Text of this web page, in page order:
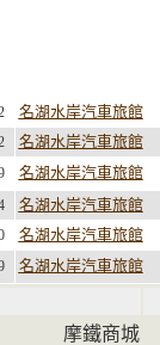
名湖水岸汽車旅館
名湖水岸汽車旅館
名湖水岸汽車旅館
名湖水岸汽車旅館
名湖水岸汽車旅館
名湖水岸汽車旅館
摩鐵商城